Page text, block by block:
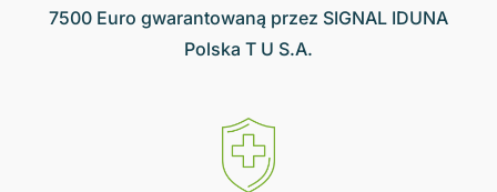
7500 Euro gwarantowaną przez SIGNAL IDUNA
Polska T U S.A.